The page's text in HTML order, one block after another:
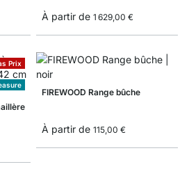
À partir de 1 629,00 €
Prix
FIREWOOD Range bûche
À partir de 115,00 €